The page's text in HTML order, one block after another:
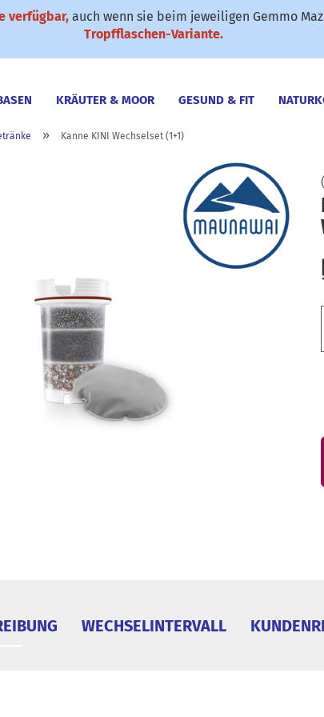
✆ 0911-61 79 25 SONDERANGEBOTE
verfügbar, auch wenn sie beim jeweiligen Gemmo
Tropfflaschen-Variante.
KRÄUTER & MOOR GESUND & FIT
» Kanne KINI Wechselset (1+1)
WECHSELINTERVALL